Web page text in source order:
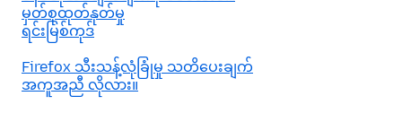
မှတ်စုထုတ်နုတ်မှု
ရင်းမြစ်ကုဒ်
Firefox သီးသန့်လုံခြုံမှု သတိပေးချက်
အကူအညီ လိုလား။